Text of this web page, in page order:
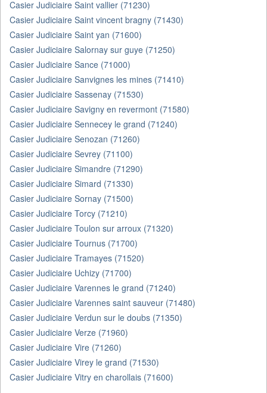
Casier Judiciaire Saint vallier (71230)
Casier Judiciaire Saint vincent bragny (71430)
Casier Judiciaire Saint yan (71600)
Casier Judiciaire Salornay sur guye (71250)
Casier Judiciaire Sance (71000)
Casier Judiciaire Sanvignes les mines (71410)
Casier Judiciaire Sassenay (71530)
Casier Judiciaire Savigny en revermont (71580)
Casier Judiciaire Sennecey le grand (71240)
Casier Judiciaire Senozan (71260)
Casier Judiciaire Sevrey (71100)
Casier Judiciaire Simandre (71290)
Casier Judiciaire Simard (71330)
Casier Judiciaire Sornay (71500)
Casier Judiciaire Torcy (71210)
Casier Judiciaire Toulon sur arroux (71320)
Casier Judiciaire Tournus (71700)
Casier Judiciaire Tramayes (71520)
Casier Judiciaire Uchizy (71700)
Casier Judiciaire Varennes le grand (71240)
Casier Judiciaire Varennes saint sauveur (71480)
Casier Judiciaire Verdun sur le doubs (71350)
Casier Judiciaire Verze (71960)
Casier Judiciaire Vire (71260)
Casier Judiciaire Virey le grand (71530)
Casier Judiciaire Vitry en charollais (71600)